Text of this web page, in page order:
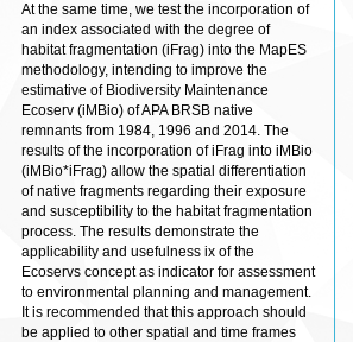
At the same time, we test the incorporation of
an index associated with the degree of
habitat fragmentation (iFrag) into the MapES
methodology, intending to improve the
estimative of Biodiversity Maintenance
Ecoserv (iMBio) of APA BRSB native
remnants from 1984, 1996 and 2014. The
results of the incorporation of iFrag into iMBio
(iMBio*iFrag) allow the spatial differentiation
of native fragments regarding their exposure
and susceptibility to the habitat fragmentation
process. The results demonstrate the
applicability and usefulness ix of the
Ecoservs concept as indicator for assessment
to environmental planning and management.
It is recommended that this approach should
be applied to other spatial and time frames